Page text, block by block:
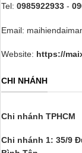
Tel: 0985922933 -
Email:
Website: https://
CHI NHÁNH
Chi nhánh TPHCM
Chi nhánh 1: 35/9